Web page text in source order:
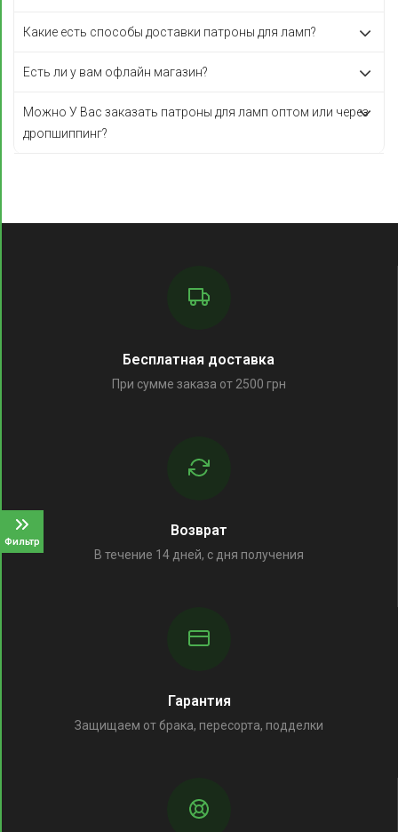
Фильтр
Какие есть способы доставки патроны для ламп?
Есть ли у вам офлайн магазин?
Можно У Вас заказать патроны для ламп оптом или через
дропшиппинг?
Бесплатная доставка
При сумме заказа от 2500 грн
Возврат
В течение 14 дней, с дня получения
Гарантия
Защищаем от брака, пересорта, подделки